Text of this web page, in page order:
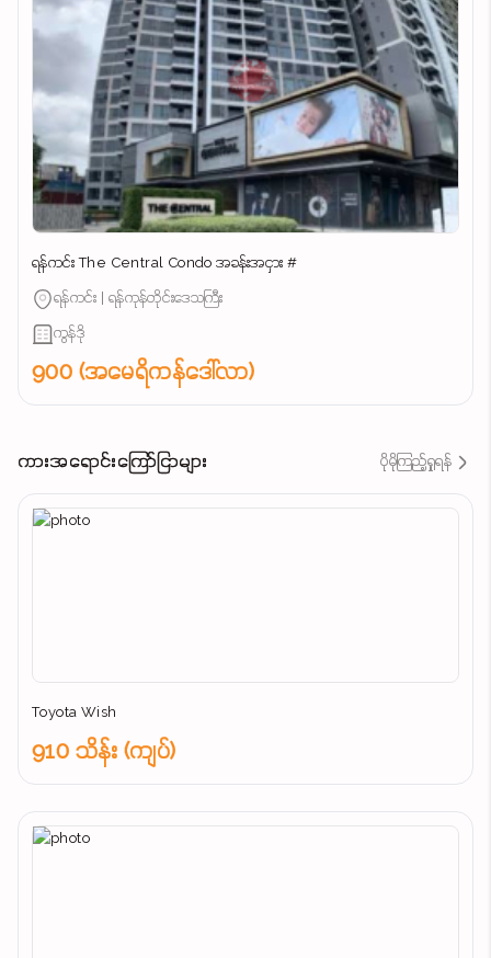
ရန်ကင်း The Central Condo အခန်းအငှား #
ရန်ကင်း | ရန်ကုန်တိုင်းဒေသကြီး
ကွန်ဒို
900 (အမေရိကန်ဒေါ်လာ)
ကားအရောင်းကြော်ငြာများ ပိုမိုကြည့်ရှုရန်
Toyota Wish
910 သိန်း (ကျပ်)